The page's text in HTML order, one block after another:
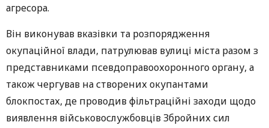
агресора.
Він виконував вказівки та розпорядження
окупаційної влади, патрулював вулиці міста разом з
представниками псевдоправоохоронного органу, а
також чергував на створених окупантами
блокпостах, де проводив фільтраційні заходи щодо
виявлення військовослужбовців Збройних сил